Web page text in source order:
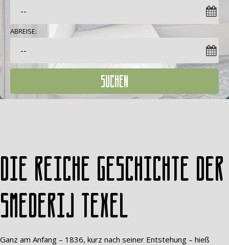
ABREISE:
SUCHEN
Die reiche Geschichte der
Smederij Texel
Ganz am Anfang – 1836, kurz nach seiner Entstehung – hieß